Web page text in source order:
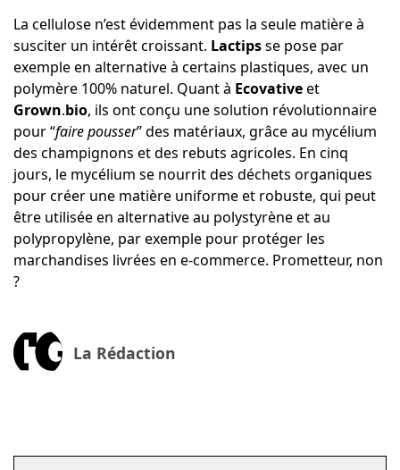
La cellulose n’est évidemment pas la seule matière à
susciter un intérêt croissant. Lactipsse pose par
exemple en alternative à certains plastiques, avec un
polymère 100% naturel. Quant à Ecovativeet
Grown.bio, ils ont conçu une solution révolutionnaire
pour “faire pousser” des matériaux, grâce au mycélium
des champignons et des rebuts agricoles. En cinq
jours, le mycélium se nourrit des déchets organiques
pour créer une matière uniforme et robuste, qui peut
être utilisée en alternative au polystyrène et au
polypropylène, par exemple pour protéger les
marchandises livrées en e-commerce. Prometteur, non
?
La Rédaction